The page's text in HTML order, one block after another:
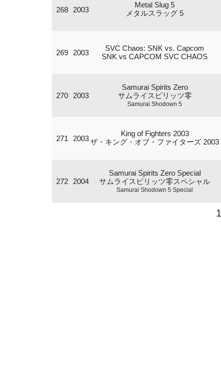
268 2003
Metal Slug 5
メタルスラッグ 5
269 2003
SVC Chaos: SNK vs. Capcom
SNK vs CAPCOM SVC CHAOS
270 2003
Samurai Spirits Zero
サムライスピリッツ零
Samurai Shodown 5
271 2003
King of Fighters 2003
ザ・キング・オブ・ファイターズ 2003
272 2004
Samurai Spirits Zero Special
サムライスピリッツ零スペシャル
Samurai Shodown 5 Special